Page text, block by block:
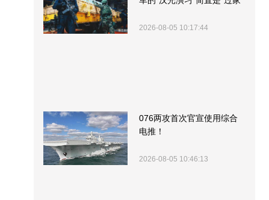
2026-08-05 10:17:44
076两攻首次官宣使用综合
电推！
2026-08-05 10:46:13